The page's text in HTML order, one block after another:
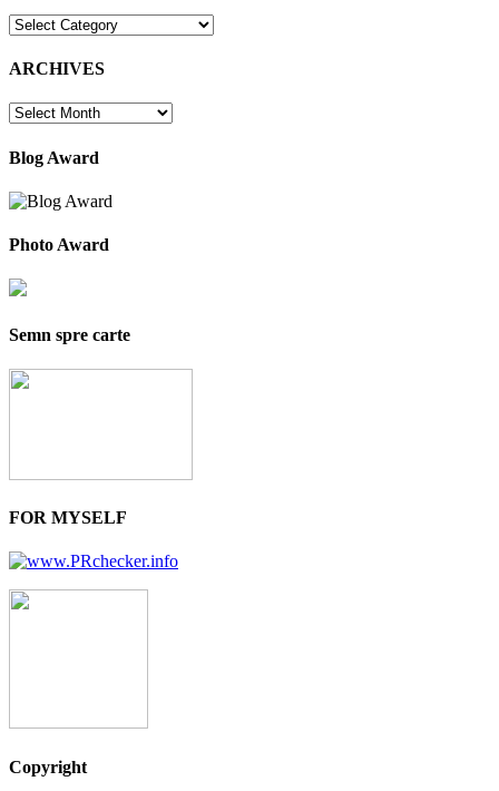
CATEGORIES
ARCHIVES
ARCHIVES
Blog Award
Photo Award
Semn spre carte
FOR MYSELF
Copyright